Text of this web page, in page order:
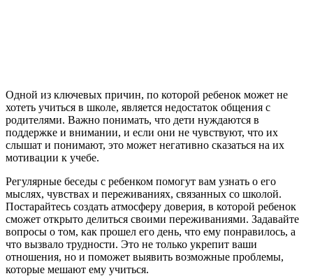
Одной из ключевых причин, по которой ребенок может не
хотеть учиться в школе, является недостаток общения с
родителями. Важно понимать, что дети нуждаются в
поддержке и внимании, и если они не чувствуют, что их
слышат и понимают, это может негативно сказаться на их
мотивации к учебе.
Регулярные беседы с ребенком помогут вам узнать о его
мыслях, чувствах и переживаниях, связанных со школой.
Постарайтесь создать атмосферу доверия, в которой ребенок
сможет открыто делиться своими переживаниями. Задавайте
вопросы о том, как прошел его день, что ему понравилось, а
что вызвало трудности. Это не только укрепит ваши
отношения, но и поможет выявить возможные проблемы,
которые мешают ему учиться.